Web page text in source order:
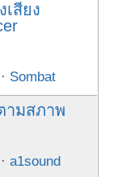
เสียง
· Sombat
ามสภาพ
·a1sound